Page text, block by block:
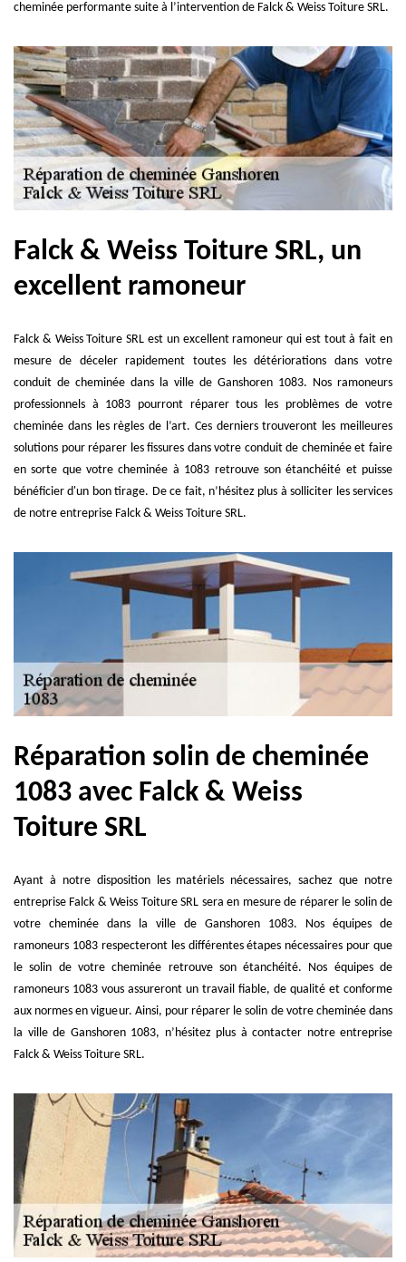
cheminée performante suite à l’intervention de Falck & Weiss Toiture SRL.
Falck & Weiss Toiture SRL, un
excellent ramoneur
Falck & Weiss Toiture SRL est un excellent ramoneur qui est tout à fait en
mesure de déceler rapidement toutes les détériorations dans votre
conduit de cheminée dans la ville de Ganshoren 1083. Nos ramoneurs
professionnels à 1083 pourront réparer tous les problèmes de votre
cheminée dans les règles de l’art. Ces derniers trouveront les meilleures
solutions pour réparer les fissures dans votre conduit de cheminée et faire
en sorte que votre cheminée à 1083 retrouve son étanchéité et puisse
bénéficier d'un bon tirage. De ce fait, n’hésitez plus à solliciter les services
de notre entreprise Falck & Weiss Toiture SRL.
Réparation solin de cheminée
1083 avec Falck & Weiss
Toiture SRL
Ayant à notre disposition les matériels nécessaires, sachez que notre
entreprise Falck & Weiss Toiture SRL sera en mesure de réparer le solin de
votre cheminée dans la ville de Ganshoren 1083. Nos équipes de
ramoneurs 1083 respecteront les différentes étapes nécessaires pour que
le solin de votre cheminée retrouve son étanchéité. Nos équipes de
ramoneurs 1083 vous assureront un travail fiable, de qualité et conforme
aux normes en vigueur. Ainsi, pour réparer le solin de votre cheminée dans
la ville de Ganshoren 1083, n’hésitez plus à contacter notre entreprise
Falck & Weiss Toiture SRL.